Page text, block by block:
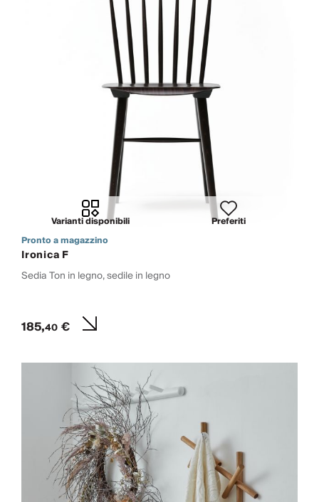
Varianti disponibili
Preferiti
Pronto a magazzino
Ironica F
Sedia Ton in legno, sedile in legno
185,40€